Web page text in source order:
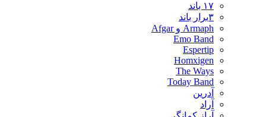
۱۷ باند
۳برار باند
Armaph و Afgar
Emo Band
Espertip
Homxigen
The Ways
Today Band
آدرین
آراد